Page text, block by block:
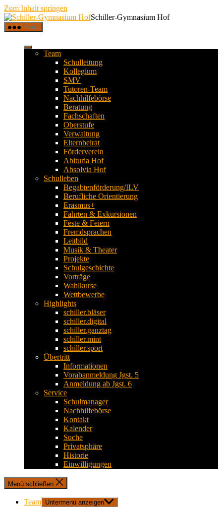
Zum Inhalt springen
Schiller-Gymnasium Hof
Menü
Team
Schulleitung
Kollegium
SMV
Tutoren-Team
Nachhilfebörse
Beratung
Fachschaften
Oberstufe
Verwaltung
Elternbeirat
Förderverein
Abituria Hof
Absolvia Hof
Schulleben
Begabtenförderung/ILV
Berufliche Orientierung
Erasmus+
Fahrten & Exkursionen
Feste & Feiern
Fremdsprachen
Leitbild
Musik & Theater
Projekte
Schulgeschichte
Vorträge
Wahlkurse
Wettbewerbe
Highlights
schiller.bläser
schiller.digital
schiller.ganztag
schiller.mint
schiller.sport
Übertritt
Informationen
Vorabanmeldung Jgst. 5
Anmeldung ab Jgst. 6
Service
Schulmanager
Nachhilfebörse
Kontakt
Kalender
Suche
Privatsphäre
Historie
Einwilligungen
Menü schließen
Team Untermenü anzeigen